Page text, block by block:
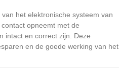
het elektronische systeem van
opneemt met de
intact en correct zijn. Deze
en de goede werking van het